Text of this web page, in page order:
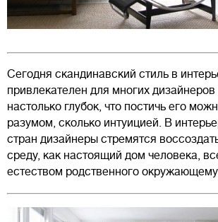
Сегодня скандинавский стиль в
привлекателен для многих
настолько глубок, что постичь его
разумом, сколько интуицией. В
стран дизайнеры стремятся
среду, как настоящий дом человека,
естеством родственного